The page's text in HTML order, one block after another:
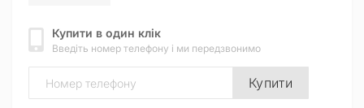
Купити в один клік
Введіть номер телефону і ми передзвонимо
Купити